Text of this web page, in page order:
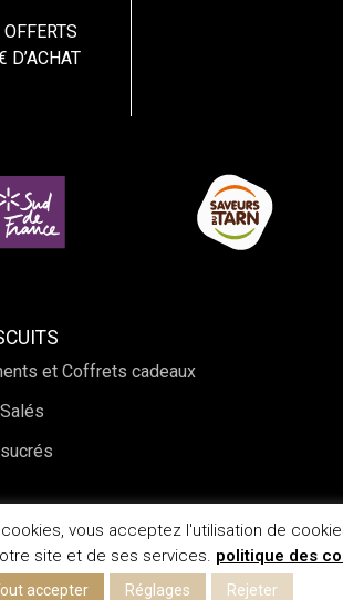
D’ACHAT
et Coffrets cadeaux
vous acceptez l'utilisation de
site et de ses services. politique des
accepter Réglages Rejeter